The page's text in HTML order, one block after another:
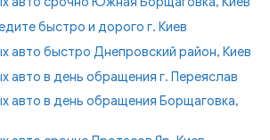
быстро и дорого г. Киев
авто быстро Днепровский район, Киев
авто в день обращения г. Переяслав
авто в день обращения Борщаговка,